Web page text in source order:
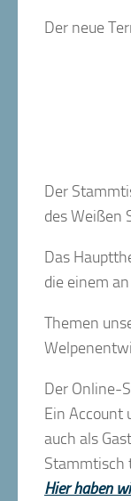
Der neue
Der
des Weißen
Das
die einem
Themen
Der Online-
Ein Account
auch als
Stammtisch
Hier haben